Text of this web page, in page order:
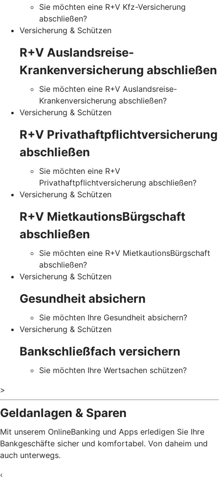
Sie möchten eine R+V Kfz-Versicherung
abschließen?
Versicherung & Schützen
R+V Auslandsreise-
Krankenversicherung abschließen
Sie möchten eine R+V Auslandsreise-
Krankenversicherung abschließen?
Versicherung & Schützen
R+V Privathaftpflichtversicherung
abschließen
Sie möchten eine R+V
Privathaftpflichtversicherung abschließen?
Versicherung & Schützen
R+V MietkautionsBürgschaft
abschließen
Sie möchten eine R+V MietkautionsBürgschaft
abschließen?
Versicherung & Schützen
Gesundheit absichern
Sie möchten Ihre Gesundheit absichern?
Versicherung & Schützen
Bankschließfach versichern
Sie möchten Ihre Wertsachen schützen?
>
Geldanlagen & Sparen
Mit unserem OnlineBanking und Apps erledigen Sie Ihre
Bankgeschäfte sicher und komfortabel. Von daheim und
auch unterwegs.
‹